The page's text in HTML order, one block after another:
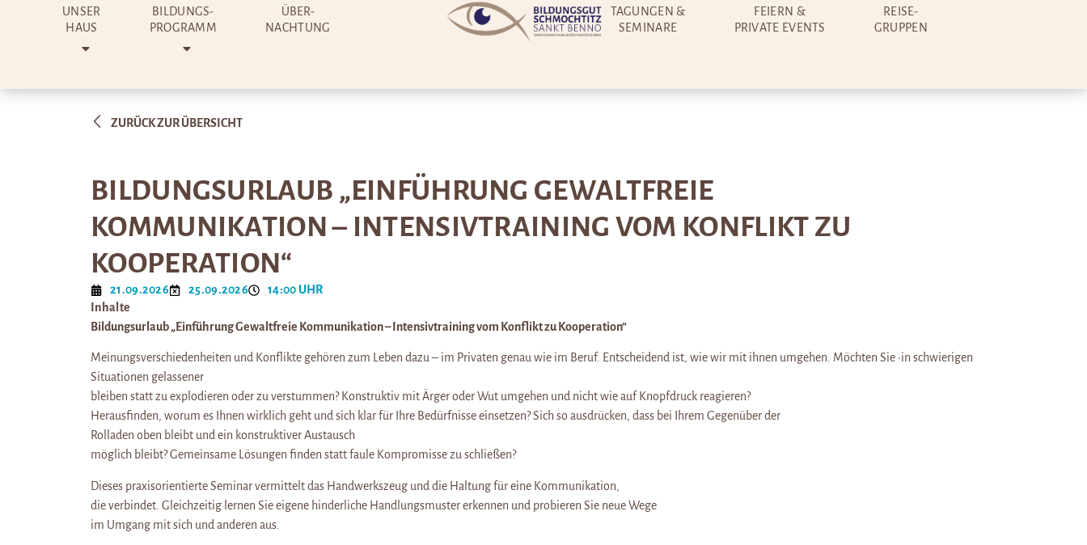
UNSER
HAUS
BILDUNGS-
PROGRAMM
ÜBER-
NACHTUNG
TAGUNGEN &
SEMINARE
FEIERN &
PRIVATE EVENTS
REISE-
GRUPPEN
ZURÜCK ZUR ÜBERSICHT
BILDUNGSURLAUB „EINFÜHRUNG GEWALTFREIE
KOMMUNIKATION – INTENSIVTRAINING VOM KONFLIKT ZU
KOOPERATION“
21.09.2026 25.09.2026
14:00 UHR
Inhalte
Bildungsurlaub „Einführung Gewaltfreie Kommunikation– Intensivtraining vom Konflikt zu Kooperation“
Meinungsverschiedenheiten und Konflikte gehören zum Leben dazu – im Privaten genau wie im Beruf. Entscheidend ist, wie wir mit ihnen umgehen. Möchten Sie ·in schwierigen
Situationen gelassener
bleiben statt zu explodieren oder zu verstummen? Konstruktiv mit Ärger oder Wut umgehen und nicht wie auf Knopfdruck reagieren?
Herausfinden, worum es Ihnen wirklich geht und sich klar für Ihre Bedürfnisse einsetzen? Sich so ausdrücken, dass bei Ihrem Gegenüber der
Rolladen oben bleibt und ein konstruktiver Austausch
möglich bleibt? Gemeinsame Lösungen finden statt faule Kompromisse zu schließen?
Dieses praxisorientierte Seminar vermittelt das Handwerkszeug und die Haltung für eine Kommunikation,
die verbindet. Gleichzeitig lernen Sie eigene hinderliche Handlungsmuster erkennen und probieren Sie neue Wege
im Umgang mit sich und anderen aus.